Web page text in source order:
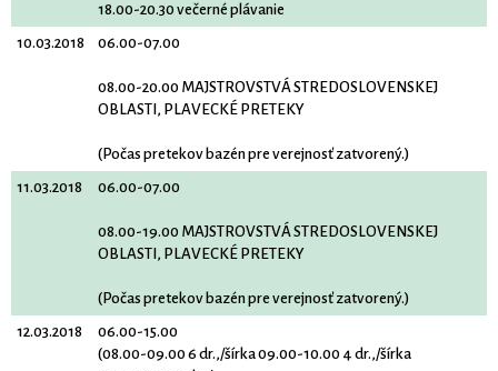
18.00-20.30 večerné plávanie
10.03.2018
06.00-07.00
08.00-20.00 MAJSTROVSTVÁ STREDOSLOVENSKEJ
OBLASTI, PLAVECKÉ PRETEKY
(Počas pretekov bazén pre verejnosť zatvorený.)
11.03.2018
06.00-07.00
08.00-19.00 MAJSTROVSTVÁ STREDOSLOVENSKEJ
OBLASTI, PLAVECKÉ PRETEKY
(Počas pretekov bazén pre verejnosť zatvorený.)
12.03.2018
06.00-15.00
(08.00-09.00 6 dr.,/šírka 09.00-10.00 4 dr.,/šírka